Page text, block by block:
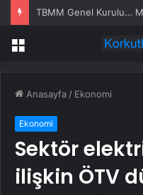
Menü
Anasayfa / Ekonomi
Ekonomi
Sektör
ilişkin ÖTV